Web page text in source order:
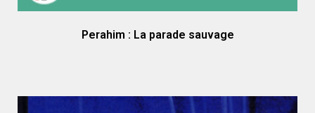
Perahim : La parade sauvage